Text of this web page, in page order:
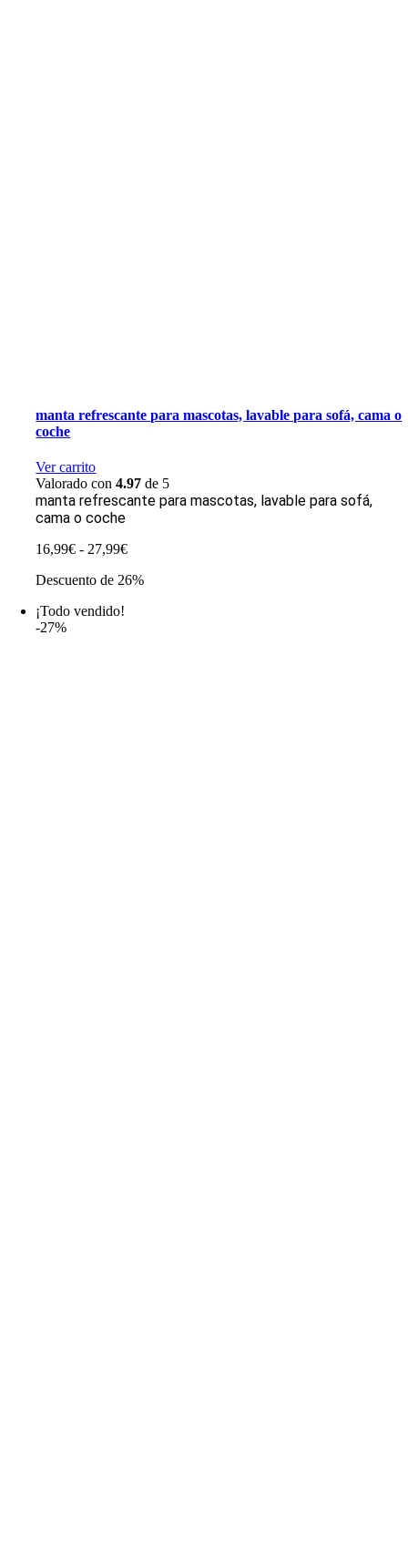
manta refrescante para mascotas, lavable para sofá, cama o
coche
Ver carrito
Valorado con4.97 de 5
manta refrescante para mascotas, lavable para sofá,
cama o coche
16,99€ - 27,99€Rango
precios:
Descuento de 26%
¡Todo vendido!
-27%